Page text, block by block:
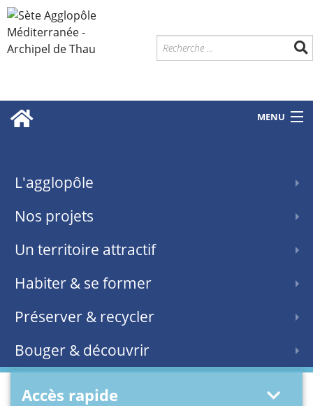
MENU
L'agglopôle
Nos projets
Un territoire attractif
Habiter & se former
Préserver & recycler
Bouger & découvrir
Accès rapide